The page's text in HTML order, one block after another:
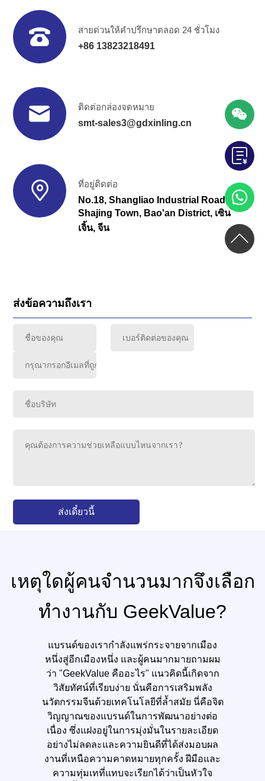
สายด่วนให้คำปรึกษาตลอด 24 ชั่วโมง
+86 13823218491
ติดต่อกล่องจดหมาย
smt-sales3@gdxinling.cn
ที่อยู่ติดต่อ
No.18, Shangliao Industrial Road,
Shajing Town, Bao'an District, เซิน
เจิ้น, จีน
ส่งข้อความถึงเรา
ส่งเดี๋ยวนี้
เหตุใดผู้คนจำนวนมากจึงเลือก
ทำงานกับ GeekValue?
แบรนด์ของเรากำลังแพร่กระจายจากเมือง
หนึ่งสู่อีกเมืองหนึ่ง และผู้คนมากมายถามผม
ว่า "GeekValue คืออะไร" แนวคิดนี้เกิดจาก
วิสัยทัศน์ที่เรียบง่าย นั่นคือการเสริมพลัง
นวัตกรรมจีนด้วยเทคโนโลยีที่ล้ำสมัย นี่คือจิต
วิญญาณของแบรนด์ในการพัฒนาอย่างต่อ
เนื่อง ซึ่งแฝงอยู่ในการมุ่งมั่นในรายละเอียด
อย่างไม่ลดละและความยินดีที่ได้ส่งมอบผล
งานที่เหนือความคาดหมายทุกครั้ง ฝีมือและ
ความทุ่มเทที่แทบจะเรียกได้ว่าเป็นหัวใจ